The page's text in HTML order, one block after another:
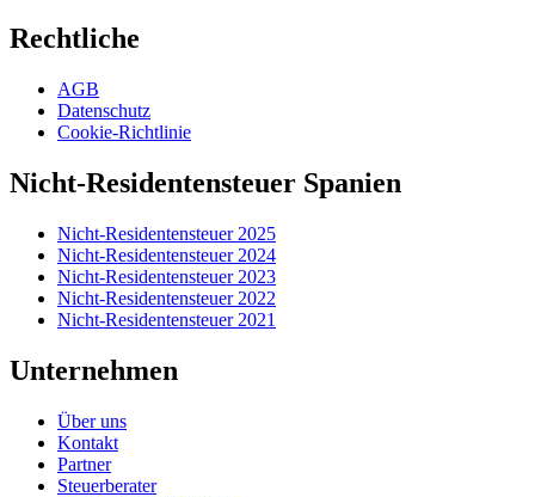
Rechtliche
AGB
Datenschutz
Cookie-Richtlinie
Nicht-Residentensteuer Spanien
Nicht-Residentensteuer 2025
Nicht-Residentensteuer 2024
Nicht-Residentensteuer 2023
Nicht-Residentensteuer 2022
Nicht-Residentensteuer 2021
Unternehmen
Über uns
Kontakt
Partner
Steuerberater